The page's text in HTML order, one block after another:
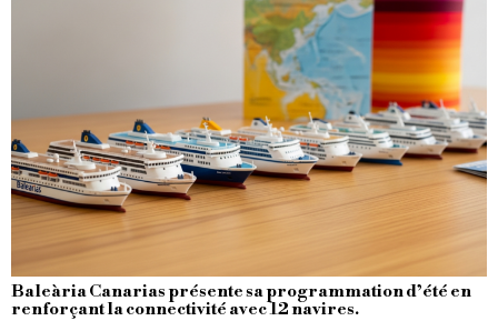
Baleària Canarias présente sa programmation d’été en
renforçant la connectivité avec 12 navires.